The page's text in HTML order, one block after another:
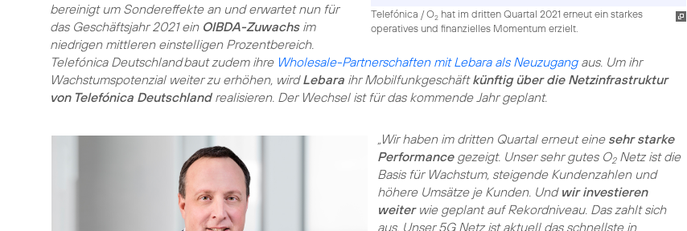
Telefónica / O2hat im dritten Quartal 2021 erneut ein starkes
operatives und finanzielles Momentum erzielt.
bereinigt um Sondereffekte an und erwartet nun für
das Geschäftsjahr 2021 ein OIBDA-Zuwachsim
niedrigen mittleren einstelligen Prozentbereich.
Telefónica Deutschland baut zudem ihre Wholesale-Partnerschaften mit Lebara als Neuzugangaus. Um ihr
Wachstumspotenzial weiter zu erhöhen, wirdLebara ihr Mobilfunkgeschäftkünftig über die Netzinfrastruktur
von Telefónica Deutschlandrealisieren. Der Wechsel ist für das kommende Jahr geplant.
„Wir haben im dritten Quartal erneut eine sehr starke
Performancegezeigt. Unser sehr gutes O2Netz ist die
Basis für Wachstum, steigende Kundenzahlen und
höhere Umsätze je Kunden. Und wir investieren
weiterwie geplant auf Rekordniveau. Das zahlt sich
aus. Unser 5G Netz ist aktuell das schnellste in